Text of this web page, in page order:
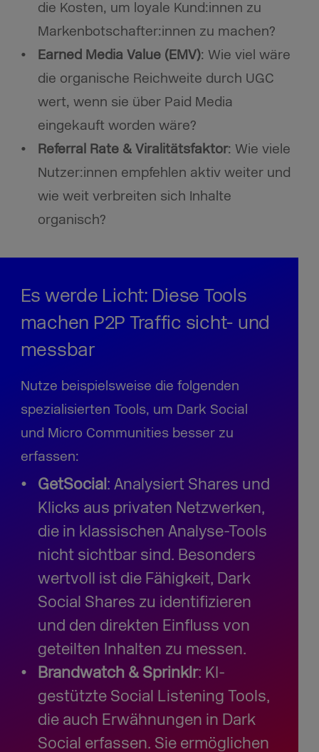
die Kosten, um loyale Kund:innen zu
Markenbotschafter:innen zu machen?
Earned Media Value (EMV): Wie viel wäre
die organische Reichweite durch UGC
wert, wenn sie über Paid Media
eingekauft worden wäre?
Referral Rate & Viralitätsfaktor: Wie viele
Nutzer:innen empfehlen aktiv weiter und
wie weit verbreiten sich Inhalte
organisch?
Es werde Licht: Diese Tools
machen P2P Traffic sicht- und
messbar
Nutze beispielsweise die folgenden
spezialisierten Tools, um Dark Social
und Micro Communities besser zu
erfassen:
GetSocial: Analysiert Shares und
Klicks aus privaten Netzwerken,
die in klassischen Analyse-Tools
nicht sichtbar sind. Besonders
wertvoll ist die Fähigkeit, Dark
Social Shares zu identifizieren
und den direkten Einfluss von
geteilten Inhalten zu messen.
Brandwatch & Sprinklr: KI-
gestützte Social Listening Tools,
die auch Erwähnungen in Dark
Social erfassen. Sie ermöglichen